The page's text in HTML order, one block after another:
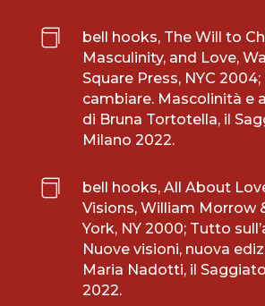

bell hooks, The Will to
Masculinity, and Love,
Square Press, NYC
cambiare. Mascolinità e
di Bruna Tortotella, il
Milano 2022.

bell hooks, All About
Visions, William Morrow
York, NY 2000; Tutto
Nuove visioni, nuova
Maria Nadotti, il
2022.